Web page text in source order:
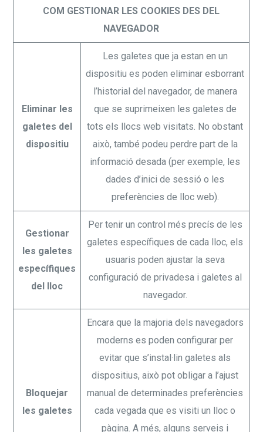
COM GESTIONAR LES COOKIES DES DEL
NAVEGADOR
Eliminar les
galetes del
dispositiu
Les galetes que ja estan en un
dispositiu es poden eliminar esborrant
l’historial del navegador, de manera
que se suprimeixen les galetes de
tots els llocs web visitats. No obstant
això, també podeu perdre part de la
informació desada (per exemple, les
dades d’inici de sessió o les
preferències de lloc web).
Gestionar
les galetes
específiques
del lloc
Per tenir un control més precís de les
galetes específiques de cada lloc, els
usuaris poden ajustar la seva
configuració de privadesa i galetes al
navegador.
Bloquejar
les galetes
Encara que la majoria dels navegadors
moderns es poden configurar per
evitar que s’instal·lin galetes als
dispositius, això pot obligar a l’ajust
manual de determinades preferències
cada vegada que es visiti un lloc o
pàgina. A més, alguns serveis i